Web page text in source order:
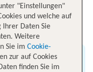
für Flüge
Alicante
"Einstellungen"
und welche auf
Ihrer Daten Sie
Weitere
Sie im Cookie-
zur auf Cookies
finden Sie im